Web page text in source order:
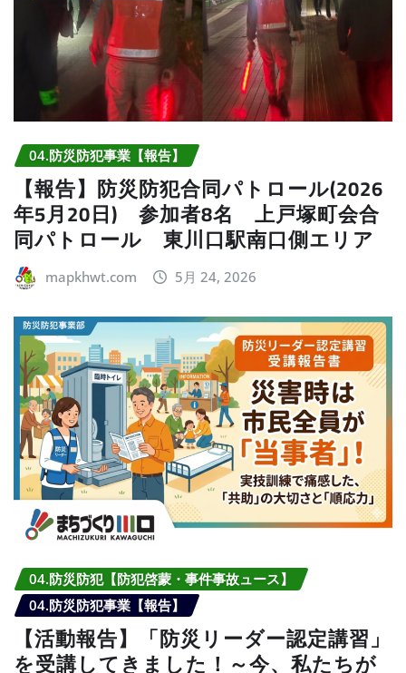
04.防災防犯事業【報告】
【報告】防災防犯合同パトロール(2026
年5月20日) 参加者8名 上戸塚町会合
同パトロール 東川口駅南口側エリア
mapkhwt.com 5月 24, 2026
04.防災防犯【防犯啓蒙・事件事故ュース】
04.防災防犯事業【報告】
【活動報告】「防災リーダー認定講習」
を受講してきました！～今、私たちが